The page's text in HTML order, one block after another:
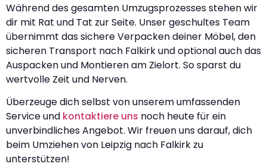
Während des gesamten Umzugsprozesses stehen wir
dir mit Rat und Tat zur Seite. Unser geschultes Team
übernimmt das sichere Verpacken deiner Möbel, den
sicheren Transport nach Falkirk und optional auch das
Auspacken und Montieren am Zielort. So sparst du
wertvolle Zeit und Nerven.
Überzeuge dich selbst von unserem umfassenden
Service und kontaktiere uns noch heute für ein
unverbindliches Angebot. Wir freuen uns darauf, dich
beim Umziehen von Leipzig nach Falkirk zu
unterstützen!